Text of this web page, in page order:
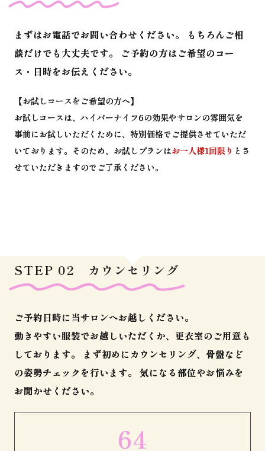
まずはお電話でお問い合わせください。 もちろんご相
談だけでも大丈夫です。 ご予約の方はご希望のコー
ス・日時をお伝えください。
【お試しコースをご希望の方へ】
お試しコースは、ハイパーナイフ6の効果やサロンの雰囲気を
事前にお試しいただくために、特別価格でご提供させていただ
いております。そのため、お試しプランはお一人様1回限り とさ
せていただきますのでご了承ください。
STEP 02 カウンセリング
ご予約日時に当サロンへお越しください。
動きやすい服装でお越しいただくか、更衣室のご用意も
しております。 まず初めにカウンセリング、骨盤など
の姿勢チェックを行います。 気になる部位やお悩みを
お聞かせください。
64